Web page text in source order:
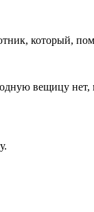
который,
вещицу нет,